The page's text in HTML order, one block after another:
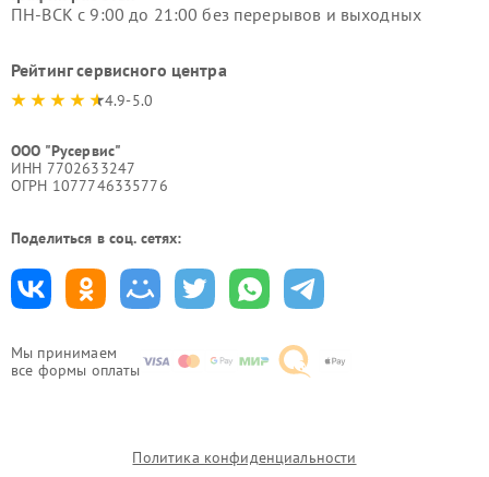
Мы принимаем
все формы оплаты
ПН-ВСК с 9:00 до 21:00 без перерывов и выходных
Рейтинг сервисного центра
4.9-5.0
ООО "Русервис"
ИНН 7702633247
ОГРН 1077746335776
Поделиться в соц. сетях:
Политика конфиденциальности